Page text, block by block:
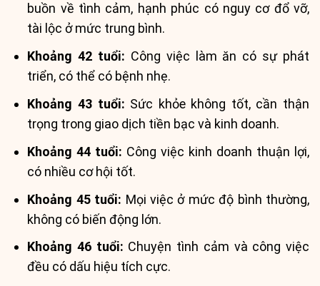
buồn về tình cảm, hạnh phúc có nguy cơ đổ vỡ,
tài lộc ở mức trung bình.
Khoảng 42 tuổi: Công việc làm ăn có sự phát
triển, có thể có bệnh nhẹ.
Khoảng 43 tuổi: Sức khỏe không tốt, cần thận
trọng trong giao dịch tiền bạc và kinh doanh.
Khoảng 44 tuổi: Công việc kinh doanh thuận lợi,
có nhiều cơ hội tốt.
Khoảng 45 tuổi: Mọi việc ở mức độ bình thường,
không có biến động lớn.
Khoảng 46 tuổi: Chuyện tình cảm và công việc
đều có dấu hiệu tích cực.